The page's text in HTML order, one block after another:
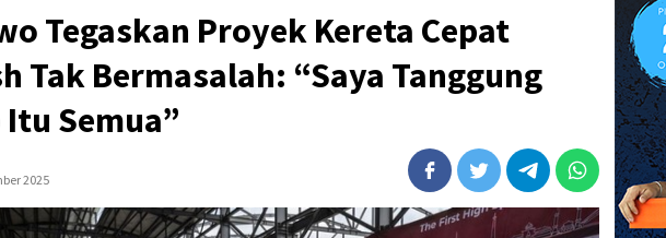
Tegaskan Proyek Kereta Cepat
Tak Bermasalah: “Saya Tanggung
Semua”
2025